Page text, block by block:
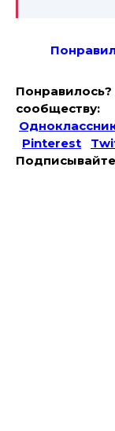
сообществу:
Pinterest